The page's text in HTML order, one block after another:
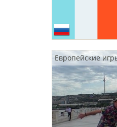
Европейские